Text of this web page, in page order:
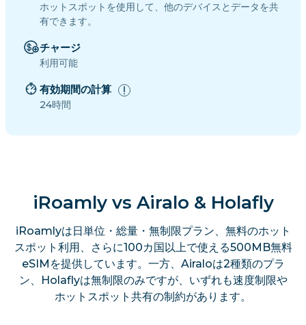
ホットスポットを使用して、他のデバイスとデータを共
有できます。
チャージ
利用可能
有効期間の計算
24時間
iRoamly vs Airalo & Holafly
iRoamlyは日単位・総量・無制限プラン、無料のホット
スポット利用、さらに100カ国以上で使える500MB無料
eSIMを提供しています。一方、Airaloは2種類のプラ
ン、Holaflyは無制限のみですが、いずれも速度制限や
ホットスポット共有の制約があります。